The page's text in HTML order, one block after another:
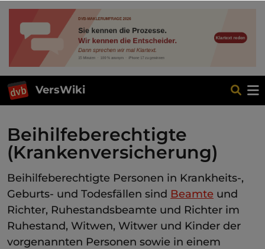
VersWiki
Beihilfeberechtigte
(Krankenversicherung)
Beihilfeberechtigte Personen in Krankheits-,
Geburts- und Todesfällen sind Beamte und
Richter, Ruhestandsbeamte und Richter im
Ruhestand, Witwen, Witwer und Kinder der
vorgenannten Personen sowie in einem